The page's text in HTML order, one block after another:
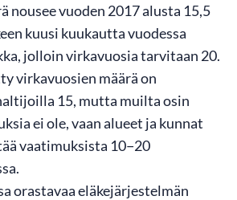
nousee vuoden 2017 alusta 15,5
kuusi kuukautta vuodessa
jolloin virkavuosia tarvitaan 20.
virkavuosien määrä on
15, mutta muilta osin
ei ole, vaan alueet ja kunnat
vaatimuksista 10−20
orastavaa eläkejärjestelmän